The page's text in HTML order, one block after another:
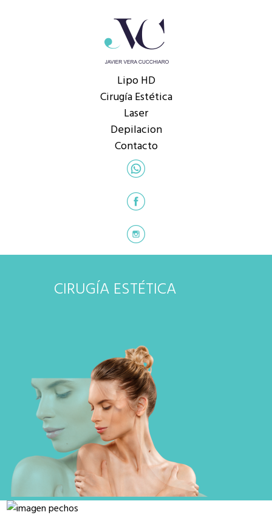
Lipo HD
Cirugía Estética
Laser
Depilacion
Contacto
CIRUGÍA ESTÉTICA